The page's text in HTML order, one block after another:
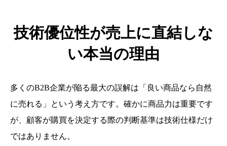
技術優位性が売上に直結しな
い本当の理由
多くのB2B企業が陥る最大の誤解は「良い商品なら自然
に売れる」という考え方です。確かに商品力は重要です
が、顧客が購買を決定する際の判断基準は技術仕様だけ
ではありません。